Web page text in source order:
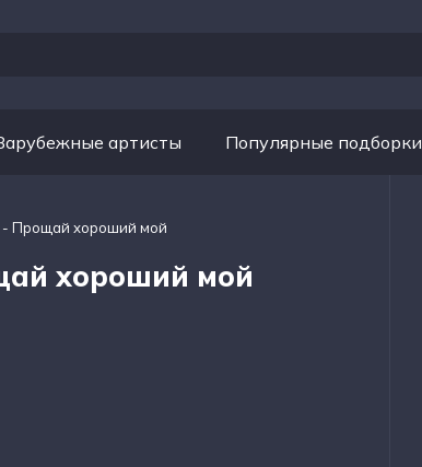
артисты Популярные подборки
- Прощай хороший мой
хороший мой